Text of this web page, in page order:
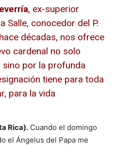
, ex-superior
Salle, conocedor del P.
décadas, nos ofrece
cardenal no solo
por la profunda
tiene para toda
para la vida
Rica). Cuando el domingo
el Ángelus del Papa me